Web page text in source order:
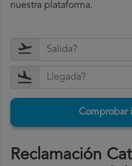
nuestra plataforma.
Comprobar
Reclamación